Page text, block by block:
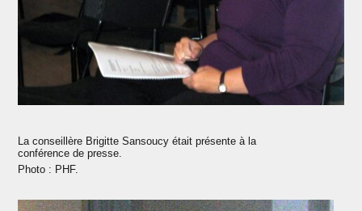
La conseillère Brigitte Sansoucy était présente à la
conférence de presse.
Photo : PHF.